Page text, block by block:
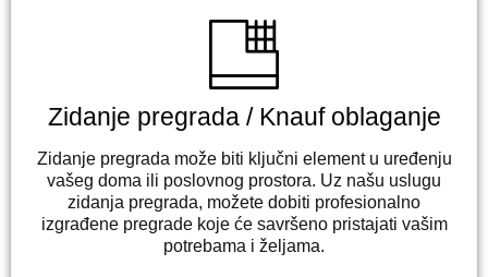
Zidanje pregrada / Knauf oblaganje
Zidanje pregrada može biti ključni element u uređenju
vašeg doma ili poslovnog prostora. Uz našu uslugu
zidanja pregrada, možete dobiti profesionalno
izgrađene pregrade koje će savršeno pristajati vašim
potrebama i željama.